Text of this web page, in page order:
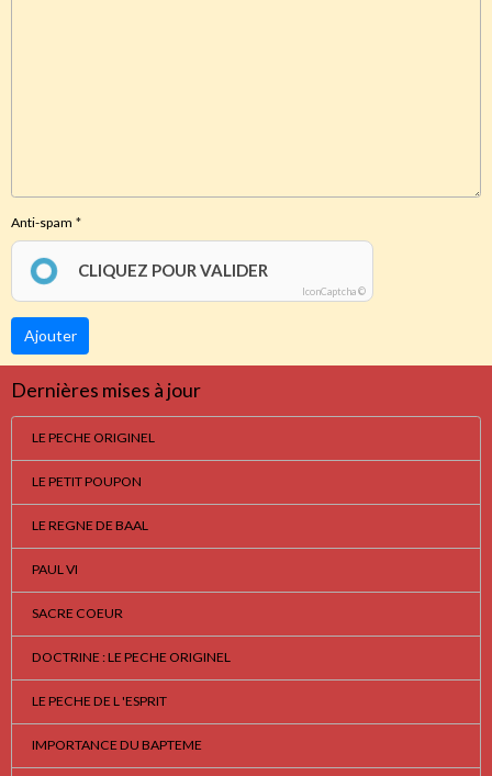
Anti-spam
CLIQUEZ POUR VALIDER
IconCaptcha ©
Ajouter
Dernières mises à jour
LE PECHE ORIGINEL
LE PETIT POUPON
LE REGNE DE BAAL
PAUL VI
SACRE COEUR
DOCTRINE : LE PECHE ORIGINEL
LE PECHE DE L 'ESPRIT
IMPORTANCE DU BAPTEME